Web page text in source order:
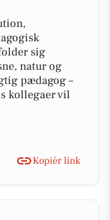
sig
natur og
pædagog –
kollegaer vil
Kopiér link